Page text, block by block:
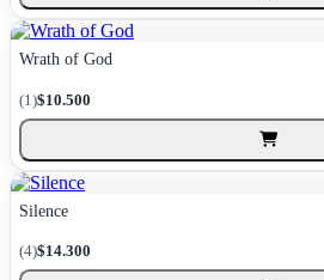
Wrath of God
(1)$10.500
Silence
(4)$14.300